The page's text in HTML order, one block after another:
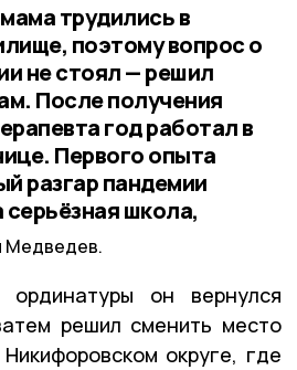
трудились в
поэтому вопрос о
не стоял — решил
После получения
год работал в
Первого опыта
разгар пандемии
школа,
Медведев.
ординатуры он вернулся
решил сменить место
округе, где